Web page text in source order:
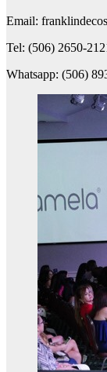
Email:
Tel: (506) 2650-
Whatsapp: (506)